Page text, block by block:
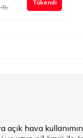
TL
Tükendi
hava